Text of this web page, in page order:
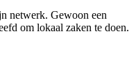
netwerk. Gewoon een
om lokaal zaken te doen.